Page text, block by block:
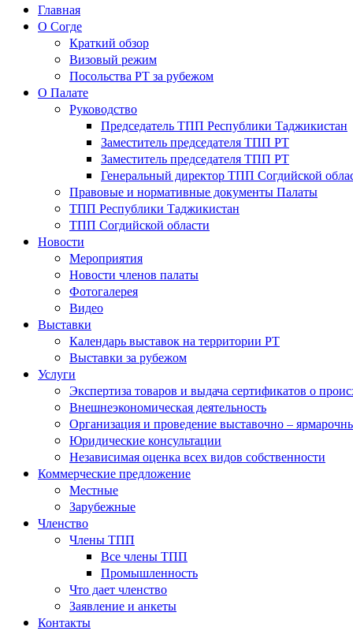
Главная
О Согде
Краткий обзор
Визовый режим
Посольства РТ за рубежом
О Палате
Руководство
Председатель ТПП Республики Таджикистан
Заместитель председателя ТПП РТ
Заместитель председателя ТПП РТ
Генеральный директор ТПП Согдийской
Правовые и нормативные документы Палаты
ТПП Республики Таджикистан
ТПП Согдийской области
Новости
Мероприятия
Новости членов палаты
Фотогалерея
Видео
Выставки
Календарь выставок на территории РТ
Выставки за рубежом
Услуги
Экспертиза товаров и выдача сертификатов о
Внешнеэкономическая деятельность
Организация и проведение выставочно –
Юридические консультации
Независимая оценка всех видов собственности
Коммерческие предложение
Местные
Зарубежные
Членство
Члены ТПП
Все члены ТПП
Промышленность
Что дает членство
Заявление и анкеты
Контакты